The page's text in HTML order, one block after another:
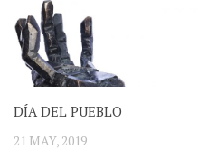
DÍA DEL PUEBLO
21 MAY, 2019